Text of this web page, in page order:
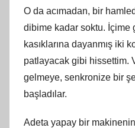
O da acımadan, bir
dibime kadar soktu. İçime
kasıklarına dayanmış iki
patlayacak gibi hissettim.
gelmeye, senkronize bir
başladılar.
Adeta yapay bir